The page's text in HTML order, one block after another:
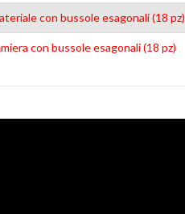
con bussole esagonali (18 pz)
con bussole esagonali (18 pz)